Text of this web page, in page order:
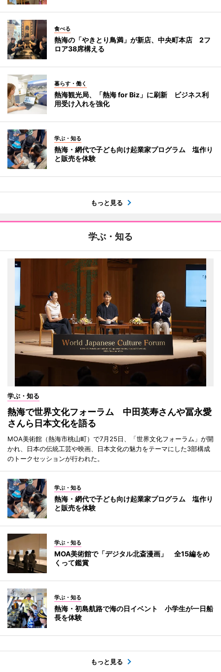
食べる
熱海の「やきとり鳥満」が新店、中央町本店 2フ
ロア38席構える
暮らす・働く
熱海観光局、「熱海 for Biz」に刷新 ビジネス利
用受け入れを強化
学ぶ・知る
熱海・網代で子ども向け起業家プログラム 塩作り
と販売を体験
もっと見る
学ぶ・知る
学ぶ・知る
熱海で世界文化フォーラム 中田英寿さんや冨永愛
さんら日本文化を語る
MOA美術館（熱海市桃山町）で7月25日、「世界文化フォーラム」が開
かれ、日本の伝統工芸や映画、日本文化の魅力をテーマにした3部構成
のトークセッションが行われた。
学ぶ・知る
熱海・網代で子ども向け起業家プログラム 塩作り
と販売を体験
学ぶ・知る
MOA美術館で「デジタル北斎漫画」 全15編をめ
くって鑑賞
学ぶ・知る
熱海・初島航路で海の日イベント 小学生が一日船
長を体験
もっと見る